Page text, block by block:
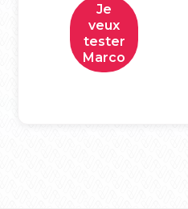
Je
veux
tester
Marco